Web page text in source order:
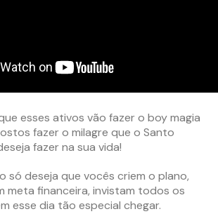
esses ativos vão fazer o boy magia
fazer o milagre que o Santo
fazer na sua vida!
só deseja que vocês criem o plano,
meta financeira, invistam todos os
esse dia tão especial chegar.